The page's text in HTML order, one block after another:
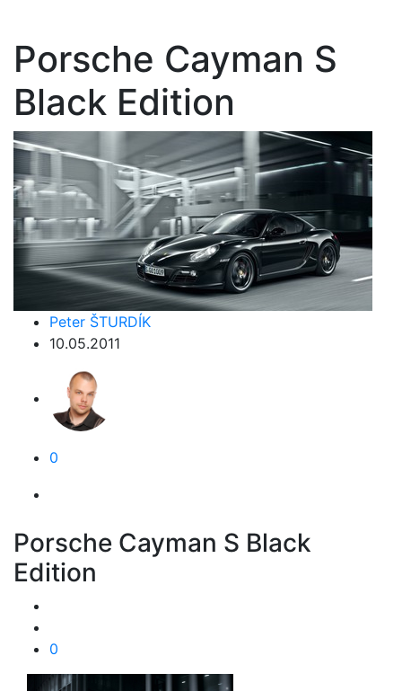
Porsche Cayman S
Black Edition
Peter ŠTURDÍK
10.05.2011
0
Porsche Cayman S Black
Edition
0